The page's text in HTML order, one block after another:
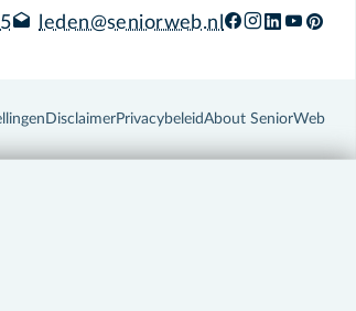
leden@seniorweb.nl
DisclaimerPrivacybeleidAbout SeniorWeb